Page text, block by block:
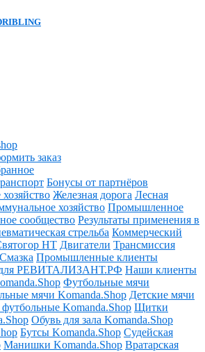
заказ
Бонусы от партнёров
Железная дорога Лесная
хозяйство Промышленное
сообщество Результаты применения в
стрельба Коммерческий
НТ Двигатели Трансмиссия
Смазка Промышленные клиенты
РЕВИТАЛИЗАНТ.РФ Наши клиенты
Футбольные мячи
мячи Komanda.Shop Детские мячи
Komanda.Shop Щитки
Обувь для зала Komanda.Shop
Бутсы Komanda.Shop Судейская
Манишки Komanda.Shop Вратарская